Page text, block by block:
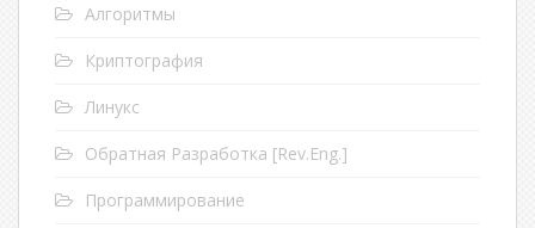
Алгоритмы
Криптография
Линукс
Обратная Разработка [Rev.Eng.]
Программирование